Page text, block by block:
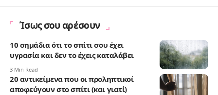
Ίσως σου αρέσουν
10 σημάδια ότι το σπίτι σου έχει
υγρασία και δεν το έχεις καταλάβει
3 Min Read
20 αντικείμενα που οι προληπτικοί
αποφεύγουν στο σπίτι (και γιατί)